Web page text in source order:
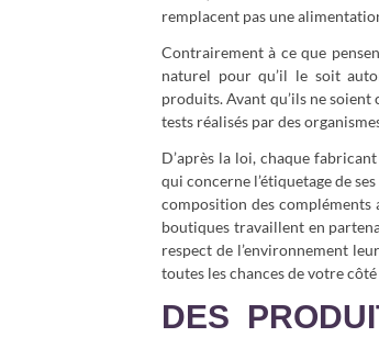
remplacent pas une
Contrairement à ce que
naturel pour qu’il le soit
produits. Avant qu’ils ne
tests réalisés par des
D’après la loi, chaque
qui concerne l’étiquetage de
composition des compléments
boutiques travaillent en
respect de l’environnement
toutes les chances de votre
DES